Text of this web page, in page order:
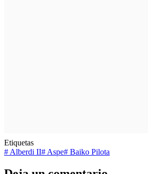
Etiquetas
# Alberdi II# Aspe# Baiko Pilota